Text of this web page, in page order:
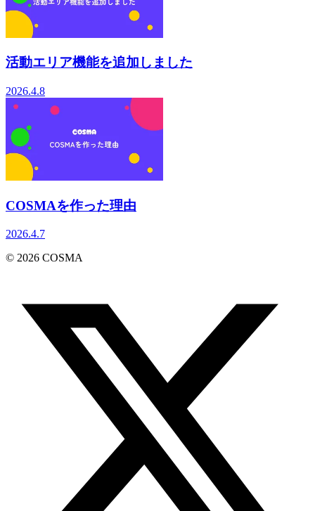
活動エリア機能を追加しました
2026.4.8
COSMAを作った理由
2026.4.7
© 2026 COSMA